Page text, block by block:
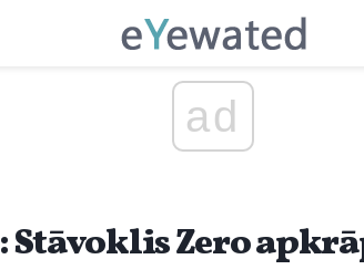
ad
Zero